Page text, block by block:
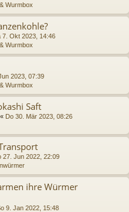
Wurmbox
7. Okt 2023, 14:46
Wurmbox
2023, 07:39
Wurmbox
Saft
« Do 30. Mär 2023, 08:26
27. Jun 2022, 22:09
ihre Würmer
9. Jan 2022, 15:48